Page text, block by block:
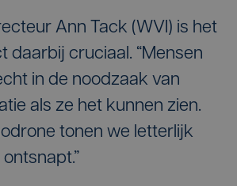
Ann Tack (WVI) is het
daarbij cruciaal. “Mensen
in de noodzaak van
als ze het kunnen zien.
tonen we letterlijk